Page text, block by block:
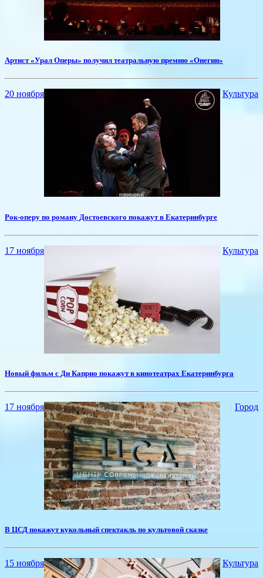
​Артист «Урал Оперы» получил театральную премию «Онегин»
20 ноября Культура
Рок-оперу по роману Достоевского покажут в Екатеринбурге
17 ноября Культура
Новый фильм с Ди Каприо покажут в кинотеатрах Екатеринбурга
17 ноября Город
В ЦСД покажут кукольный спектакль по культовой сказке
15 ноября Культура